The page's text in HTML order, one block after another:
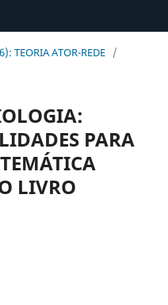
TEORIA ATOR-REDE /
PARA
LIVRO